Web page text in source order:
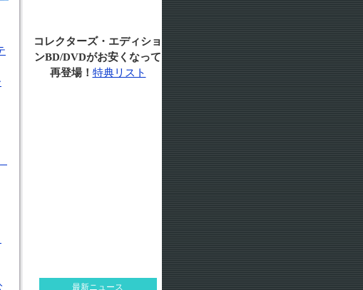
コレクターズ・エディショ
ンBD/DVDがお安くなって
再登場！ 特典リスト
最新ニュース